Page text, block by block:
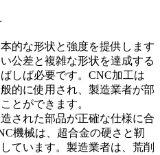
的な形状と強度を提供します
公差と複雑な形状を達成する
しば必要です。 CNC加工は
的に使用され、製造業者が部
とができます。
された部品が正確な仕様に合
機械は、超合金の硬さと靭
ています。製造業者は、荒削